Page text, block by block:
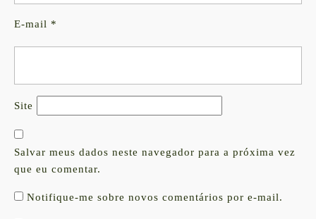
E-mail *
Site
Salvar meus dados neste navegador para a próxima vez
que eu comentar.
Notifique-me sobre novos comentários por e-mail.